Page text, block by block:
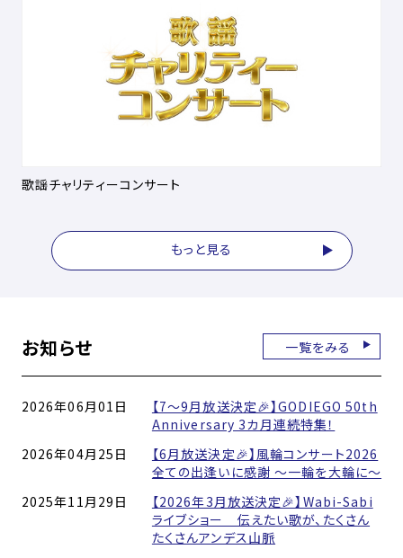
歌謡チャリティーコンサート
もっと見る
お知らせ 一覧をみる
2026年06月01日
【7～9月放送決定🎉】GODIEGO 50th
Anniversary 3カ月連続特集！
2026年04月25日
【6月放送決定🎉】風輪コンサート2026
全ての出逢いに感謝 〜一輪を大輪に〜
2025年11月29日
【2026年3月放送決定🎉】Wabi-Sabi
ライブショー 伝えたい歌が、たくさん
たくさんアンデス山脈